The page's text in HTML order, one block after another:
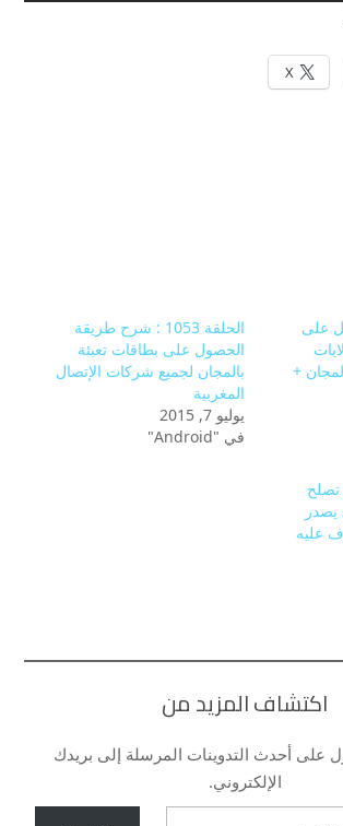
X
: أحصل على
+
الحلقة 1053 : شرح طريقة
الحصول على بطاقات تعبئة
بالمجان لجميع شركات الإتصال
المغربية
يوليو 7, 2015
في "Android"
كيف تصلح
عليه
اكتشاف المزيد من
على أحدث التدوينات المرسلة إلى بريدك
الإلكتروني.